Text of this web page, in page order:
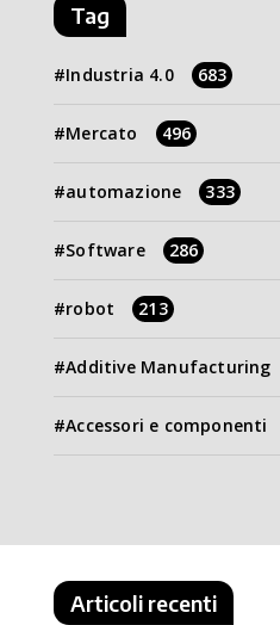
Tag
Industria 4.0 683
Mercato 496
automazione 333
Software 286
robot 213
Additive Manufacturing
Accessori e componenti
Articoli recenti